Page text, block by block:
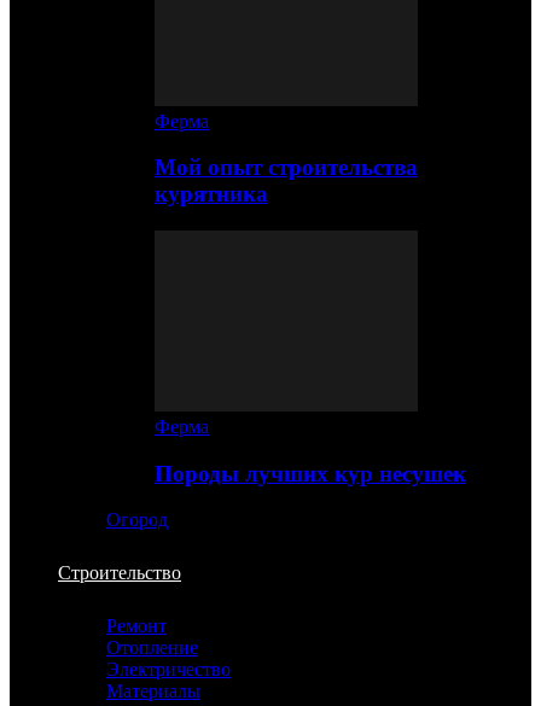
Ферма
Мой опыт строительства
курятника
Ферма
Породы лучших кур несушек
Огород
Строительство
Ремонт
Отопление
Электричество
Материалы